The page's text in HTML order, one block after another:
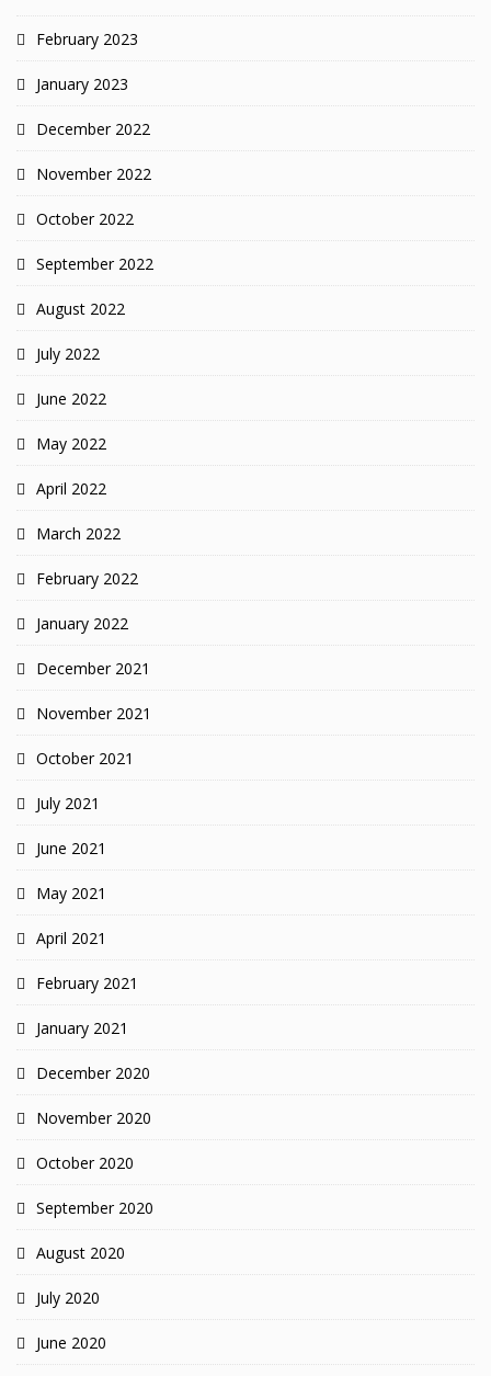
February 2023
January 2023
December 2022
November 2022
October 2022
September 2022
August 2022
July 2022
June 2022
May 2022
April 2022
March 2022
February 2022
January 2022
December 2021
November 2021
October 2021
July 2021
June 2021
May 2021
April 2021
February 2021
January 2021
December 2020
November 2020
October 2020
September 2020
August 2020
July 2020
June 2020